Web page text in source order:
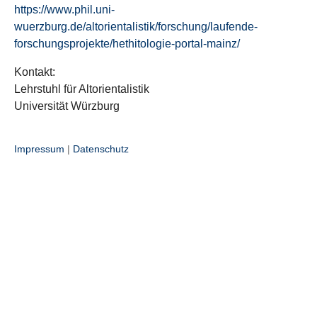
https://www.phil.uni-
wuerzburg.de/altorientalistik/forschung/laufende-
forschungsprojekte/hethitologie-portal-mainz/
Kontakt:
Lehrstuhl für Altorientalistik
Universität Würzburg
Impressum | Datenschutz